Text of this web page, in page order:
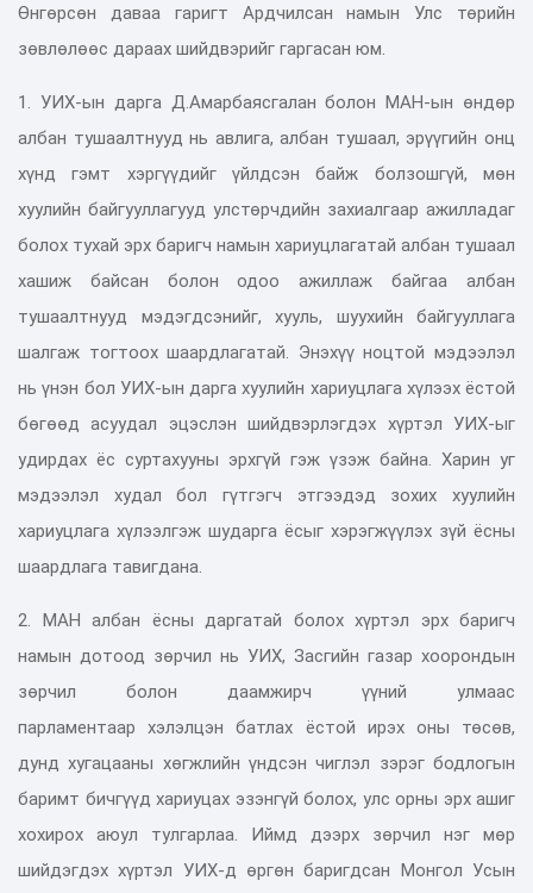
Өнгөрсөн даваа гаригт Ардчилсан намын Улс төрийн
зөвлөлөөс дараах шийдвэрийг гаргасан юм.
1. УИХ-ын дарга Д.Амарбаясгалан болон МАН-ын өндөр
албан тушаалтнууд нь авлига, албан тушаал, эрүүгийн онц
хүнд гэмт хэргүүдийг үйлдсэн байж болзошгүй, мөн
хуулийн байгууллагууд улстөрчдийн захиалгаар ажилладаг
болох тухай эрх баригч намын хариуцлагатай албан тушаал
хашиж байсан болон одоо ажиллаж байгаа албан
тушаалтнууд мэдэгдсэнийг, хууль, шуухийн байгууллага
шалгаж тогтоох шаардлагатай. Энэхүү ноцтой мэдээлэл
нь үнэн бол УИХ-ын дарга хуулийн хариуцлага хүлээх ёстой
бөгөөд асуудал эцэслэн шийдвэрлэгдэх хүртэл УИХ-ыг
удирдах ёс суртахууны эрхгүй гэж үзэж байна. Харин уг
мэдээлэл худал бол гүтгэгч этгээдэд зохих хуулийн
хариуцлага хүлээлгэж шударга ёсыг хэрэгжүүлэх зүй ёсны
шаардлага тавигдана.
2. МАН албан ёсны даргатай болох хүртэл эрх баригч
намын дотоод зөрчил нь УИХ, Засгийн газар хоорондын
зөрчил болон даамжирч үүний улмаас
парламентаар хэлэлцэн батлах ёстой ирэх оны төсөв,
дунд хугацааны хөгжлийн үндсэн чиглэл зэрэг бодлогын
баримт бичгүүд хариуцах эзэнгүй болох, улс орны эрх ашиг
хохирох аюул тулгарлаа. Иймд дээрх зөрчил нэг мөр
шийдэгдэх хүртэл УИХ-д өргөн баригдсан Монгол Усын